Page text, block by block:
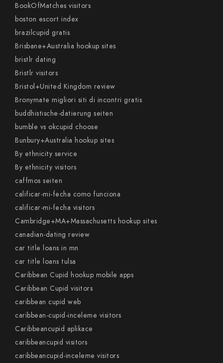
BookOfMatches visitors
boston escort index
brazilcupid gratis
Brisbane+Australia hookup sites
bristlr dating
Bristlr visitors
Bristol+United Kingdom review
Bronymate migliori siti di incontri gratis
buddhistische-datierung seiten
bumble vs okcupid choose
Bunbury+Australia hookup sites
By ethnicity service
By ethnicity visitors
caffmos seiten
calificar-mi-fecha como funciona
calificar-mi-fecha visitors
Cambridge+MA+Massachusetts hookup sites
canadian-dating review
car title loans in mn
car title loans tulsa
Caribbean Cupid hookup mobile apps
Caribbean Cupid visitors
caribbean cupid web
caribbean-cupid-inceleme visitors
Caribbeancupid aplikace
caribbeancupid visitors
caribbeancupid-inceleme visitors